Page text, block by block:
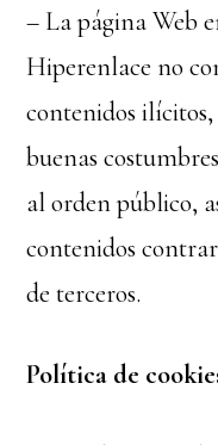
– La página Web
Hiperenlace no
contenidos
buenas
al orden público,
contenidos
de terceros.
Política de